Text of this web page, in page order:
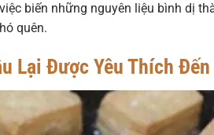
biến những nguyên liệu bình dị
quên.
Lại Được Yêu Thích Đến